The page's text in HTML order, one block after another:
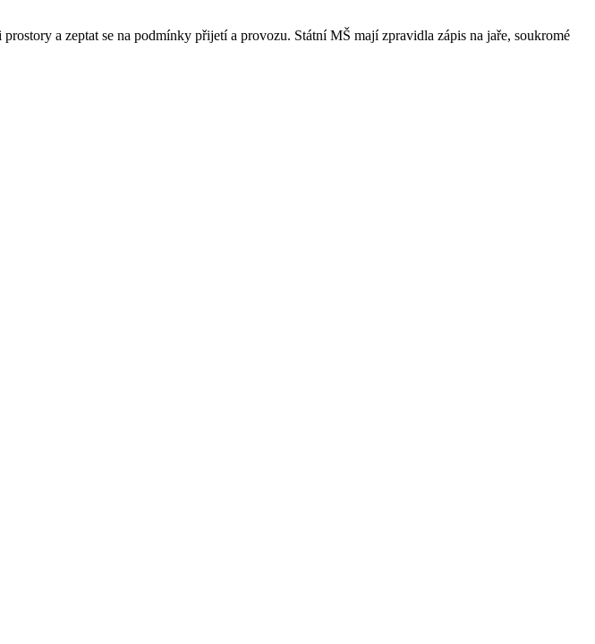
a zeptat se na podmínky přijetí a provozu. Státní MŠ mají zpravidla zápis na jaře, soukromé